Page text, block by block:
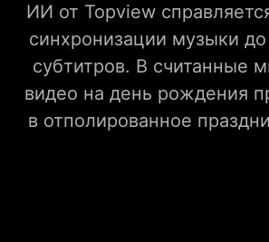
ИИ от Topview
синхронизации музыки
субтитров. В считанные
видео на день рождения
в отполированное